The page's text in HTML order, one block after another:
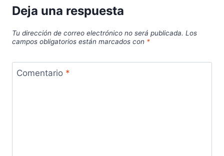
Deja una respuesta
Tu dirección de correo electrónico no será publicada. Los
campos obligatorios están marcados con *
Comentario *